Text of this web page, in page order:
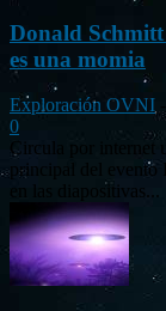
Donald
es una momia
Exploración OVNI
0
Circula por internet
principal del evento
en las diapositivas...